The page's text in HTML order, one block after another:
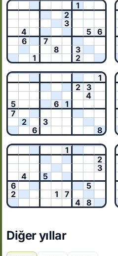
1
2
3
4
5
6
6
7
8
3
1
2
1
2
3
4
5
6
1
7
2
3
6
8
1
2
3
4
5
6
5
2
1
7
4 8
Diğer yıllar